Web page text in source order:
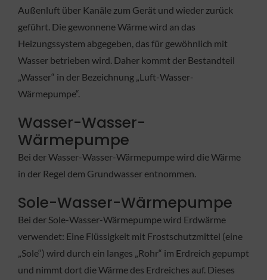
Außenluft über Kanäle zum Gerät und wieder zurück
geführt. Die gewonnene Wärme wird an das
Heizungssystem abgegeben, das für gewöhnlich mit
Wasser betrieben wird. Daher kommt der Bestandteil
„Wasser“ in der Bezeichnung „Luft-Wasser-
Wärmepumpe“.
Wasser-Wasser-
Wärmepumpe
Bei der Wasser-Wasser-Wärmepumpe wird die Wärme
in der Regel dem Grundwasser entnommen.
Sole-Wasser-Wärmepumpe
Bei der Sole-Wasser-Wärmepumpe wird Erdwärme
verwendet: Eine Flüssigkeit mit Frostschutzmittel (eine
„Sole“) wird durch ein langes „Rohr“ im Erdreich gepumpt
und nimmt dort die Wärme des Erdreiches auf. Dieses